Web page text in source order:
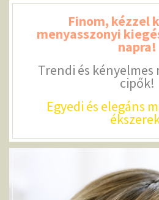
Finom, kézzel
menyasszonyi
napra!
Trendi és kényelmes
cipők!
Egyedi és elegáns